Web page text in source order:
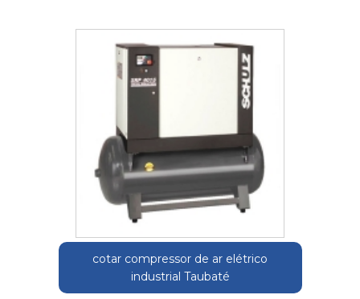
cotar compressor de ar elétrico
industrial Taubaté